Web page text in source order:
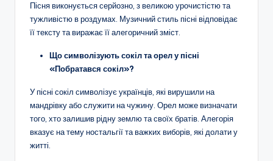
Пісня виконується серйозно, з великою урочистістю та
тужливістю в роздумах. Музичний стиль пісні відповідає
її тексту та виражає її алегоричний зміст.
Що символізують сокіл та орел у пісні
«Побратався сокіл»?
У пісні сокіл символізує українців, які вирушили на
мандрівку або служити на чужину. Орел може визначати
того, хто залишив рідну землю та своїх братів. Алегорія
вказує на тему ностальгії та важких виборів, які долати у
житті.